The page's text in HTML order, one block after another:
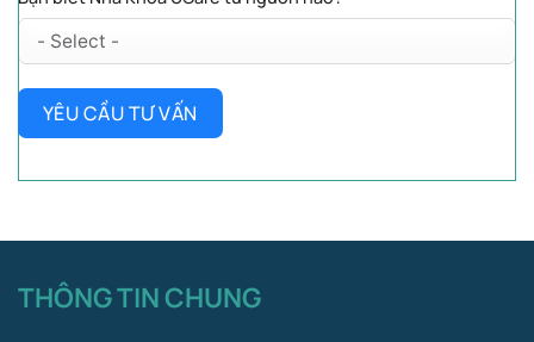
YÊU CẦU TƯ VẤN
THÔNG TIN CHUNG